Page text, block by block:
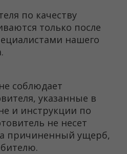
по качеству
только после
нашего
соблюдает
указанные в
и инструкции по
не несет
причиненный ущерб,